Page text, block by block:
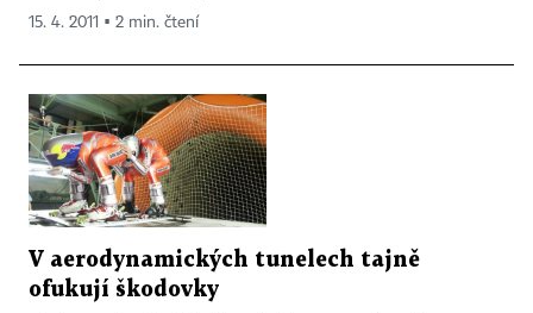
15. 4. 2011 ▪ 2 min. čtení
V aerodynamických tunelech tajně
ofukují škodovky